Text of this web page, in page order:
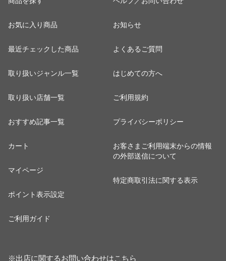
お気に入り商品
最近チェックした商品
取り扱いジャンル一覧
取り扱い店舗一覧
おすすめ記事一覧
カート
マイページ
ポイント表示設定
ご利用ガイド
お知らせ
よくあるご質問
はじめての方へ
ご利用規約
プライバシーポリシー
お客さまご利用端末からの情報
の外部送信について
特定商取引法に関する表示
※出店に関するお問い合わせはこちら